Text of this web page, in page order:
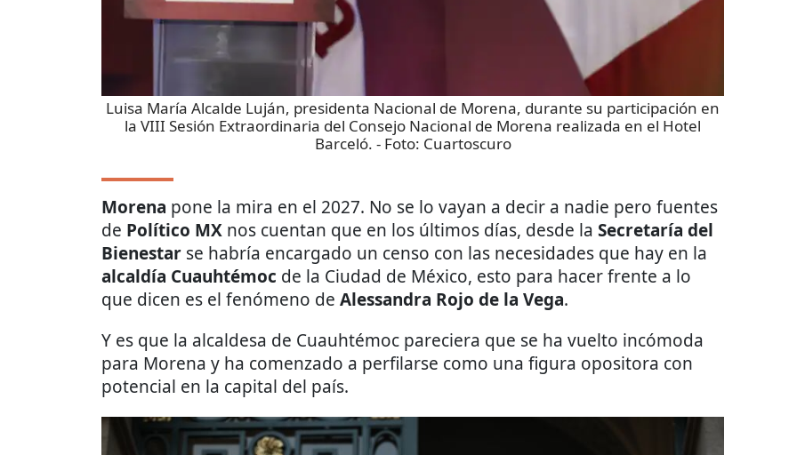
Luisa María Alcalde Luján, presidenta Nacional de Morena, durante su participación en
la VIII Sesión Extraordinaria del Consejo Nacional de Morena realizada en el Hotel
Barceló. - Foto: Cuartoscuro
Morena pone la mira en el 2027. No se lo vayan a decir a nadie pero fuentes
de Político MX nos cuentan que en los últimos días, desde la Secretaría del
Bienestar se habría encargado un censo con las necesidades que hay en la
alcaldía Cuauhtémoc de la Ciudad de México, esto para hacer frente a lo
que dicen es el fenómeno de Alessandra Rojo de la Vega.
Y es que la alcaldesa de Cuauhtémoc pareciera que se ha vuelto incómoda
para Morena y ha comenzado a perfilarse como una figura opositora con
potencial en la capital del país.